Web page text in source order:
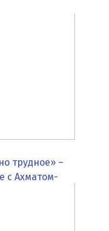
трудное» –
с Ахматом-